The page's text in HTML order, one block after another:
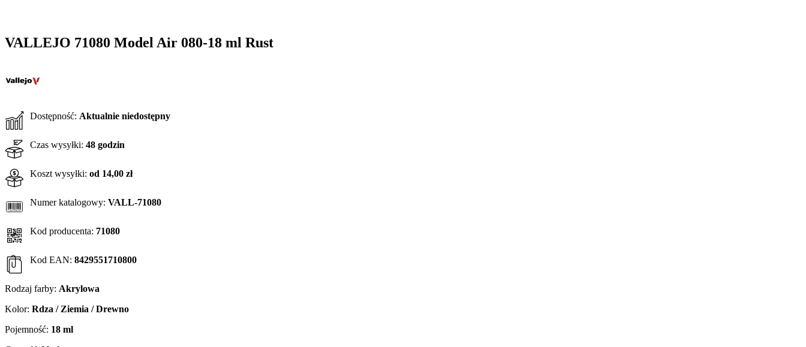
VALLEJO 71080 Model Air 080-18 ml Rust
Dostępność: Aktualnie niedostępny
Czas wysyłki: 48 godzin
Koszt wysyłki: od 14,00 zł
Numer katalogowy: VALL-71080
Kod producenta: 71080
Kod EAN: 8429551710800
Rodzaj farby: Akrylowa
Kolor: Rdza / Ziemia / Drewno
Pojemność: 18 ml